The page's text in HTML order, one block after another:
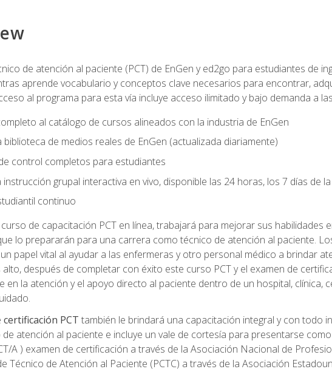
de atención al paciente (PCT) de EnGen y ed2go para estudiantes de
aprende vocabulario y conceptos clave necesarios para encontrar,
al programa para esta vía incluye acceso ilimitado y bajo demanda a
al catálogo de cursos alineados con la industria de EnGen
biblioteca de medios reales de EnGen (actualizada diariamente)
control completos para estudiantes
instrucción grupal interactiva en vivo, disponible las 24 horas, los 7 días de
continuo
de capacitación PCT en línea, trabajará para mejorar sus habilidades
lo prepararán para una carrera como técnico de atención al paciente.
papel vital al ayudar a las enfermeras y otro personal médico a brindar
después de completar con éxito este curso PCT y el examen de
en la atención y el apoyo directo al paciente dentro de un hospital,
certificación PCT también le brindará una capacitación integral y con todo
atención al paciente e incluye un vale de cortesía para presentarse
A ) examen de certificación a través de la Asociación Nacional de
Técnico de Atención al Paciente (PCTC) a través de la Asociación